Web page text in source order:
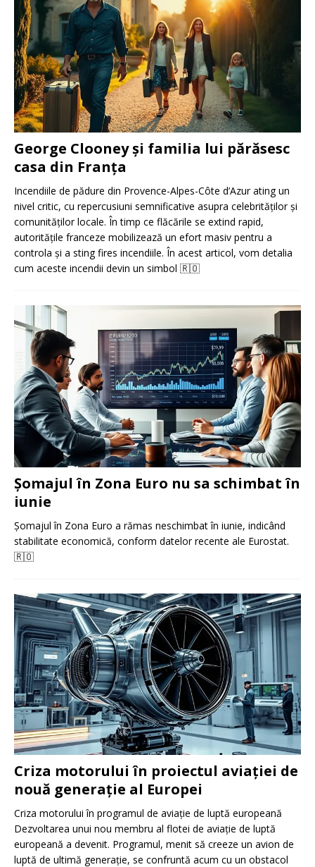
George Clooney și familia lui părăsesc
casa din Franța
Incendiile de pădure din Provence-Alpes-Côte d’Azur ating un
nivel critic, cu repercusiuni semnificative asupra celebrităților și
comunităților locale. În timp ce flăcările se extind rapid,
autoritățile franceze mobilizează un efort masiv pentru a
controla și a sting fires incendiile. În acest articol, vom detalia
cum aceste incendii devin un simbol 🇷🇴
Șomajul în Zona Euro nu sa schimbat în
iunie
Șomajul în Zona Euro a rămas neschimbat în iunie, indicând
stabilitate economică, conform datelor recente ale Eurostat.
🇷🇴
Criza motorului în proiectul aviației de
nouă generație al Europei
Criza motorului în programul de aviație de luptă europeană
Dezvoltarea unui nou membru al flotei de aviație de luptă
europeană a devenit. Programul, menit să creeze un avion de
luptă de ultimă generație, se confruntă acum cu un obstacol